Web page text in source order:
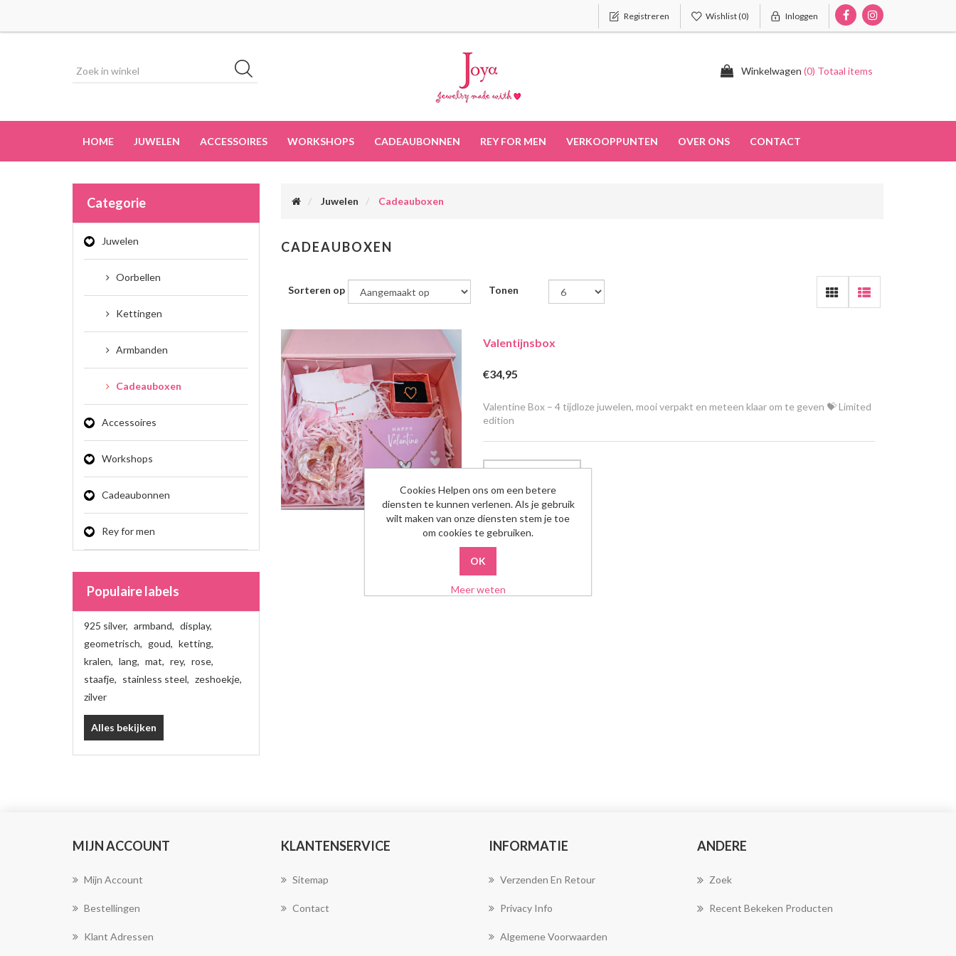
Registreren Wishlist(0) Inloggen
Winkelwagen (0) Totaal items
HOME JUWELEN ACCESSOIRES WORKSHOPS CADEAUBONNEN REY FOR MEN VERKOOPPUNTEN OVER ONS CONTACT
Categorie
Juwelen
Oorbellen
Kettingen
Armbanden
Cadeauboxen
Accessoires
Workshops
Cadeaubonnen
Rey for men
Populaire labels
925 silver, armband, display,
geometrisch, goud, ketting,
kralen, lang, mat, rey, rose,
staafje, stainless steel, zeshoekje,
zilver
Alles bekijken
Juwelen Cadeauboxen
CADEAUBOXEN
Sorteren op Tonen
Valentijnsbox
€34,95
Valentine Box – 4 tijdloze juwelen, mooi verpakt en meteen klaar om te geven 💝 Limited
edition
MIJN ACCOUNT
Mijn Account
Bestellingen
Klant Adressen
KLANTENSERVICE
Sitemap
Contact
INFORMATIE
Verzenden En Retour
Privacy Info
Algemene Voorwaarden
ANDERE
Zoek
Recent Bekeken Producten
Cookies Helpen ons om een betere
diensten te kunnen verlenen. Als je gebruik
wilt maken van onze diensten stem je toe
om cookies te gebruiken.
Meer weten